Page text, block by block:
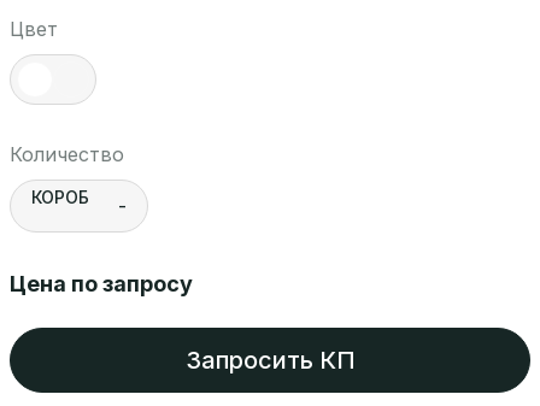
Цвет
Количество
КОРОБ -
Цена по запросу
Запросить КП